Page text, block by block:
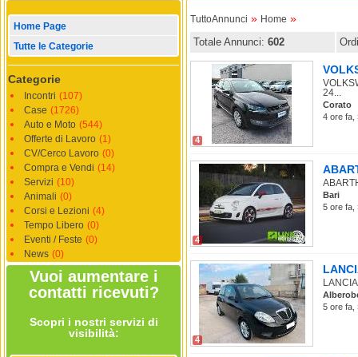
Home Page
Tutte le Categorie
Categorie
Incontri (107)
Case (1726)
Auto e Moto (544)
Offerte di Lavoro (1)
CV/Cerco Lavoro (0)
Compra e Vendi (14)
Servizi (10)
Animali (0)
Corsi e Lezioni (4)
Tempo Libero (0)
Eventi / Feste (0)
News (0)
Vuoi aumentare i
contatti ricevuti?
Scopri i nostri servizi di
visibilità:
TuttoAnnunci » Home »
Totale Annunci: 602
4
24...
Corato
4 ore fa,
4
Bari
5 ore fa,
4
5 ore fa,